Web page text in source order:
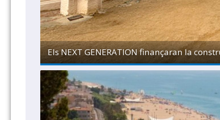
Els NEXT GENERATION finançaran la